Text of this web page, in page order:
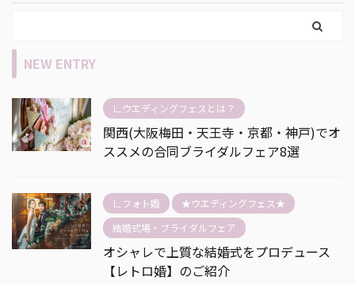
NEW ENTRY
∟ウエディングフェスとは？
関西(大阪梅田・天王寺・京都・神戸)でオ
ススメの合同ブライダルフェア8選
∟フォト婚
★ウエディングフェス★
結婚式場・ブライダルフェア
オシャレで上質な結婚式をプロデュース
【レトロ婚】のご紹介